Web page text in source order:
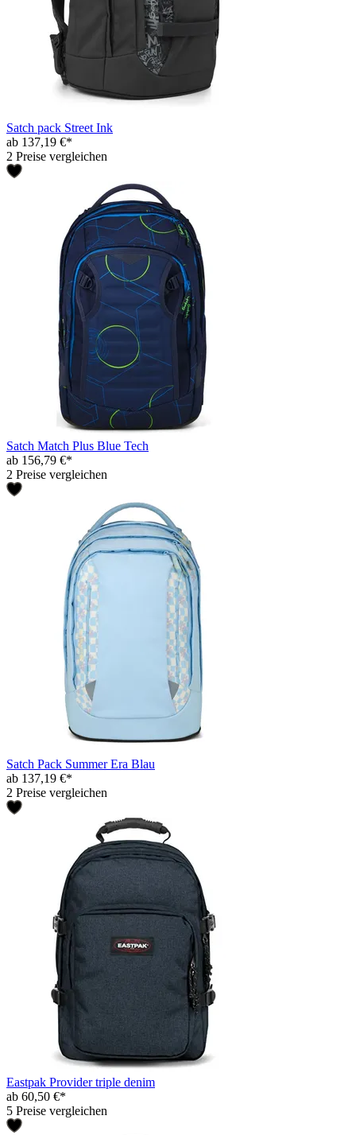
Satch pack Street Ink
ab 137,19 €*
2 Preise vergleichen
Satch Match Plus Blue Tech
ab 156,79 €*
2 Preise vergleichen
Satch Pack Summer Era Blau
ab 137,19 €*
2 Preise vergleichen
Eastpak Provider triple denim
ab 60,50 €*
5 Preise vergleichen